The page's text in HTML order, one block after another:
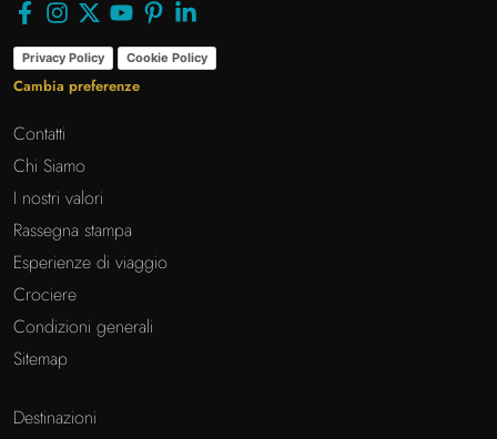
Privacy Policy Cookie Policy
Cambia preferenze
Contatti
Chi Siamo
I nostri valori
Rassegna stampa
Esperienze di viaggio
Crociere
Condizioni generali
Sitemap
Destinazioni